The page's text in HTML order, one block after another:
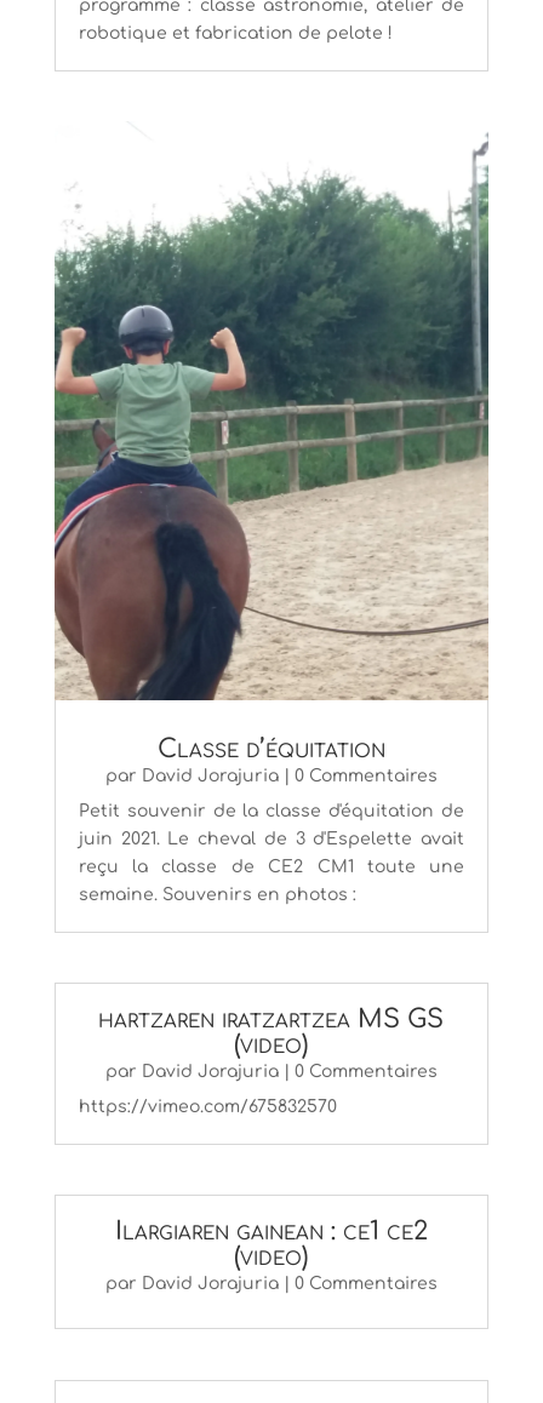
programme : classe astronomie, atelier de
robotique et fabrication de pelote !
Classe d’équitation
par David Jorajuria| 0 Commentaires
Petit souvenir de la classe d'équitation de
juin 2021. Le cheval de 3 d'Espelette avait
reçu la classe de CE2 CM1 toute une
semaine. Souvenirs en photos :
hartzaren iratzartzea MS GS
(video)
par David Jorajuria| 0 Commentaires
https://vimeo.com/675832570
Ilargiaren gainean : ce1 ce2
(video)
par David Jorajuria| 0 Commentaires